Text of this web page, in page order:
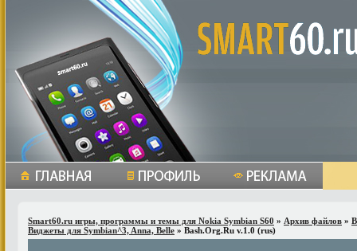
Smart60.ru игры, программы и темы для Nokia Symbian S60 » Архив файлов »
Виджеты для Symbian^3, Anna, Belle » Bash.Org.Ru v.1.0 (rus)